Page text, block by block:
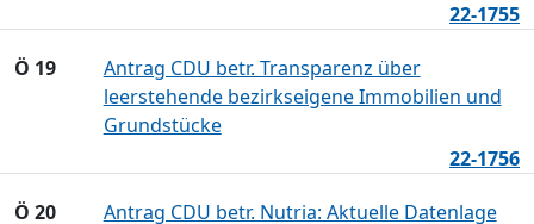
22-1755
Ö 19
Antrag CDU betr. Transparenz über
leerstehende bezirkseigene Immobilien und
Grundstücke
22-1756
Ö 20 Antrag CDU betr. Nutria: Aktuelle Datenlage